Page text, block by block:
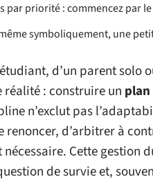
par priorité : commencez par
symboliquement, une
étudiant, d’un parent
: construire un plan
n’exclut pas
d’arbitrer à
Cette gestion
de survie et,